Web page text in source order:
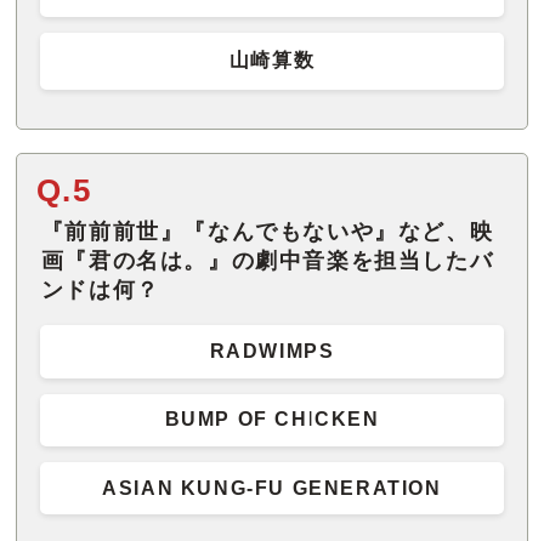
山崎算数
Q.5
『前前前世』『なんでもないや』など、映
画『君の名は。』の劇中音楽を担当したバ
ンドは何？
RADWIMPS
BUMP OF CHICKEN
ASIAN KUNG-FU GENERATION